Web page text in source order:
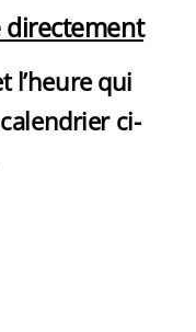
directement
l’heure qui
ci-